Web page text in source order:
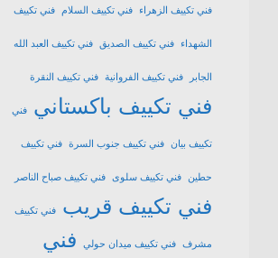
فني تكييف الزهراء فني تكييف السلام فني تكييف
الشهداء فني تكييف الصديق فني تكييف العبد الله
الجابر فني تكييف الفروانية فني تكييف النقرة
فني تكييف باكستاني فني
تكييف بيان فني تكييف جنوب السرة فني تكييف
حطين فني تكييف سلوى فني تكييف صباح الناصر
فني تكييف قريب فني تكييف
مشرف فني تكييف ميدان حولي
فني